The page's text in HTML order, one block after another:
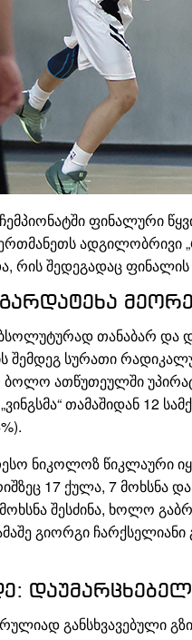
ფინალური
ერთმანეთს
შედეგადაც ფინალის
გარდატეხა
თანაბარ
შემდეგ სურათი
ათწუთეულში
თამაშიდან 12
ნიკოლოზ წიკლაური
17 ქულა, 7 მოხსნა
შესძინა, ხოლო
გიორგი
განსხვავებული